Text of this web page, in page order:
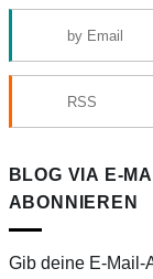
by Email
RSS
BLOG VIA E-
ABONNIEREN
Gib deine E-Mail-